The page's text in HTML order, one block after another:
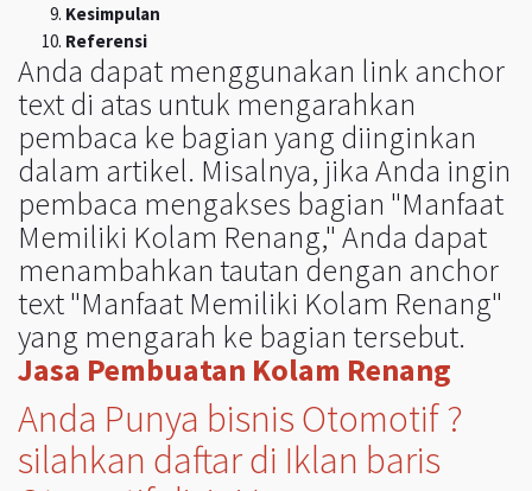
Kesimpulan
Referensi
Anda dapat menggunakan link anchor
text di atas untuk mengarahkan
pembaca ke bagian yang diinginkan
dalam artikel. Misalnya, jika Anda ingin
pembaca mengakses bagian "Manfaat
Memiliki Kolam Renang," Anda dapat
menambahkan tautan dengan anchor
text "Manfaat Memiliki Kolam Renang"
yang mengarah ke bagian tersebut.
Jasa Pembuatan Kolam Renang
Anda Punya bisnis Otomotif ?
silahkan daftar di Iklan baris